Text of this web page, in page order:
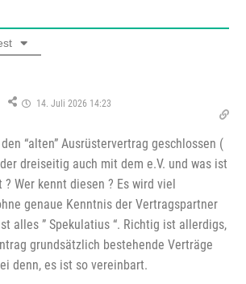
14. Juli 2026 14:23
“alten” Ausrüstervertrag geschlossen (
dreiseitig auch mit dem e.V. und was ist
Wer kennt diesen ? Es wird viel
genaue Kenntnis der Vertragspartner
alles ” Spekulatius “. Richtig ist allerdigs,
grundsätzlich bestehende Verträge
denn, es ist so vereinbart.